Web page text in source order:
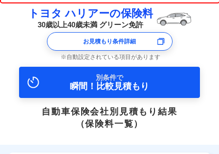
トヨタ ハリアーの保険料
30歳以上40歳未満 グリーン免許
お見積もり条件詳細
自動設定されている項目があります
別条件で
瞬間！比較見積もり
自動車保険会社別見積もり結果
（保険料一覧）